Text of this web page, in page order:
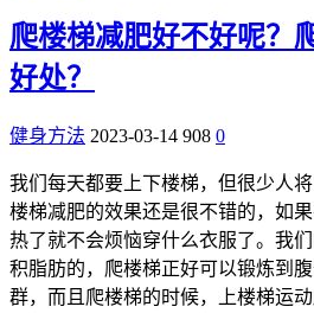
爬楼梯减肥好不好呢？
好处？
健身方法 2023-03-14 908 0
我们每天都要上下楼梯，但很少人
楼梯减肥的效果还是很不错的，如
热了就不会烦恼穿什么衣服了。我
积脂肪的，爬楼梯正好可以锻炼到
群，而且爬楼梯的时候，上楼梯运